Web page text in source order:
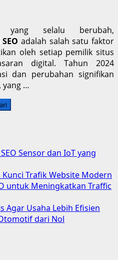
selalu berubah,
adalah salah satu faktor
oleh setiap pemilik situs
digital. Tahun 2024
dan perubahan signifikan
yang …
Sensor dan IoT yang
Kunci Trafik Website Modern
untuk Meningkatkan Traffic
Agar Usaha Lebih Efisien
dari Nol